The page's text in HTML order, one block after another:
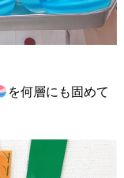
を何層にも固めて